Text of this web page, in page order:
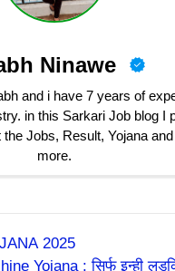
Ninawe
and i have 7 years of
in this Sarkari Job blog I
the Jobs, Result, Yojana
more.
2025
Yojana : सिर्फ इन्ही